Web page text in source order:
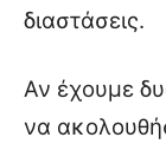
διαστάσεις.
Αν έχουμε
να